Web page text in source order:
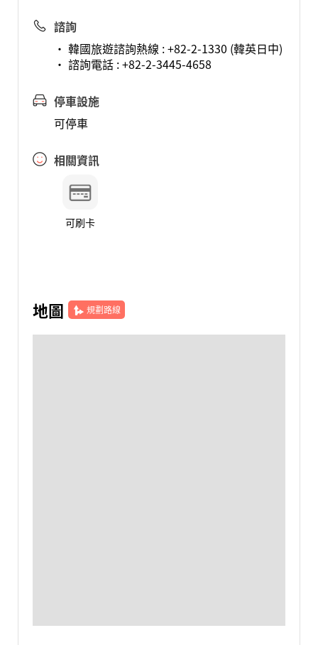
諮詢
• 韓國旅遊諮詢熱線 : +82-2-1330 (韓英日中)
• 諮詢電話 : +82-2-3445-4658
停車設施
可停車
相關資訊
可刷卡
地圖 規劃路線